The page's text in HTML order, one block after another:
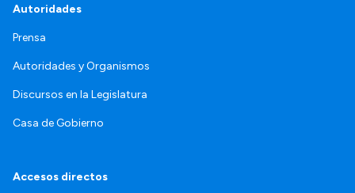
Autoridades
Prensa
Autoridades y Organismos
Discursos en la Legislatura
Casa de Gobierno
Accesos directos